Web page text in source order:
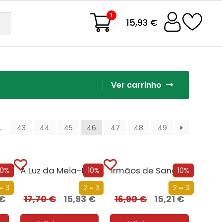
1
15,93 €
Ver carrinho
43 44 45 46 47 48 49
3
O Inferno de Gabriel
10%
2 = 3
À Luz da Meia-Noite
17,70€ 15,93€
10%
2 = 3
Irmãos de Sangue
16,90€ 15,21€